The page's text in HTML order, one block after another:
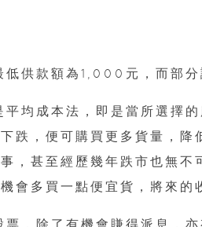
低供款額為1,000元，而部
平均成本法，即是當所選擇
跌，便可購買更多貨量，降
，甚至經歷幾年跌市也無不
會多買一點便宜貨，將來的
，除了有機會賺得派息，